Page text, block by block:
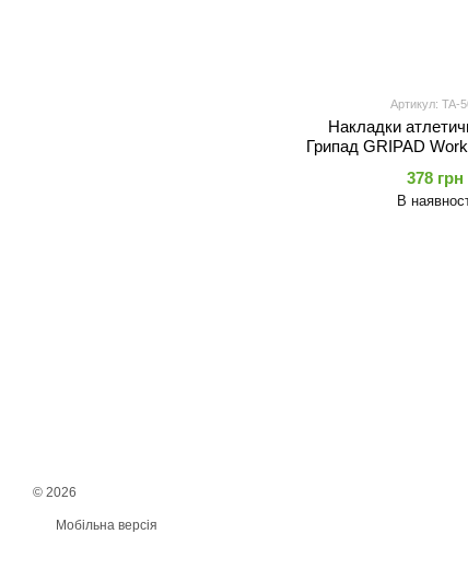
Артикул: TA-
Накладки
Грипад GRIPAD
378 грн
В
© 2026
Мобільна версія